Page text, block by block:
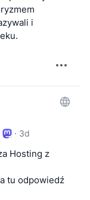
o
a klasa
i
· 3d
Hosting z
tu odpowiedź